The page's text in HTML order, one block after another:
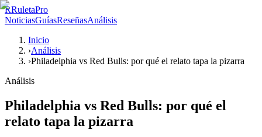
RRuletaPro
NoticiasGuíasReseñasAnálisis
Inicio
›Análisis
›Philadelphia vs Red Bulls: por qué el relato tapa la pizarra
Análisis
Philadelphia vs Red Bulls: por qué el
relato tapa la pizarra